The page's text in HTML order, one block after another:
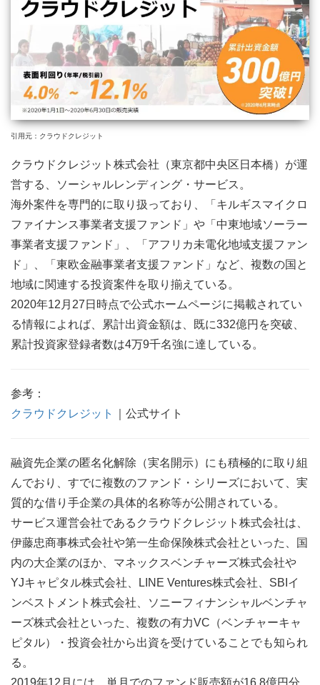
引用元：クラウドクレジット
クラウドクレジット株式会社（東京都中央区日本橋）が運
営する、ソーシャルレンディング・サービス。
海外案件を専門的に取り扱っており、「キルギスマイクロ
ファイナンス事業者支援ファンド」や「中東地域ソーラー
事業者支援ファンド」、「アフリカ未電化地域支援ファン
ド」、「東欧金融事業者支援ファンド」など、複数の国と
地域に関連する投資案件を取り揃えている。
2020年12月27日時点で公式ホームページに掲載されてい
る情報によれば、累計出資金額は、既に332億円を突破、
累計投資家登録者数は4万9千名強に達している。
参考：
クラウドクレジット
｜公式サイト
融資先企業の匿名化解除（実名開示）にも積極的に取り組
んでおり、すでに複数のファンド・シリーズにおいて、実
質的な借り手企業の具体的名称等が公開されている。
サービス運営会社であるクラウドクレジット株式会社は、
伊藤忠商事株式会社や第一生命保険株式会社といった、国
内の大企業のほか、マネックスベンチャーズ株式会社や
YJキャピタル株式会社、LINE Ventures株式会社、SBIイ
ンベストメント株式会社、ソニーフィナンシャルベンチャ
ーズ株式会社といった、複数の有力VC（ベンチャーキャ
ピタル）・投資会社から出資を受けていることでも知られ
る。
2019年12月には、単月でのファンド販売額が16.8億円分